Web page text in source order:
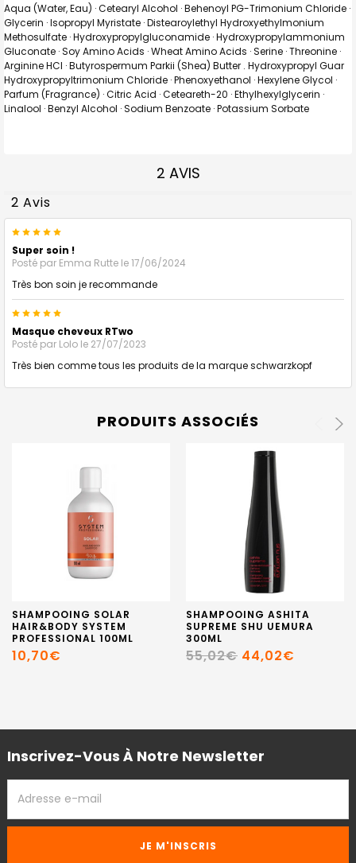
Aqua (Water, Eau) · Cetearyl Alcohol · Behenoyl PG-Trimonium Chloride ·
Glycerin · Isopropyl Myristate · Distearoylethyl Hydroxyethylmonium
Methosulfate · Hydroxypropylgluconamide · Hydroxypropylammonium
Gluconate · Soy Amino Acids · Wheat Amino Acids · Serine · Threonine ·
Arginine HCl · Butyrospermum Parkii (Shea) Butter . Hydroxypropyl Guar
Hydroxypropyltrimonium Chloride · Phenoxyethanol · Hexylene Glycol ·
Parfum (Fragrance) · Citric Acid · Ceteareth-20 · Ethylhexylglycerin ·
Linalool · Benzyl Alcohol · Sodium Benzoate · Potassium Sorbate
2 AVIS
2 Avis
5
Super soin !
Posté par Emma Rutte le 17/06/2024
Très bon soin je recommande
5
Masque cheveux RTwo
Posté par Lolo le 27/07/2023
Très bien comme tous les produits de la marque schwarzkopf
PRODUITS ASSOCIÉS
SHAMPOOING SOLAR
HAIR&BODY SYSTEM
PROFESSIONAL 100ML
10,70€
SHAMPOOING ASHITA
SUPREME SHU UEMURA
300ML
55,02€ 44,02€
Inscrivez-Vous À Notre Newsletter
EMAIL